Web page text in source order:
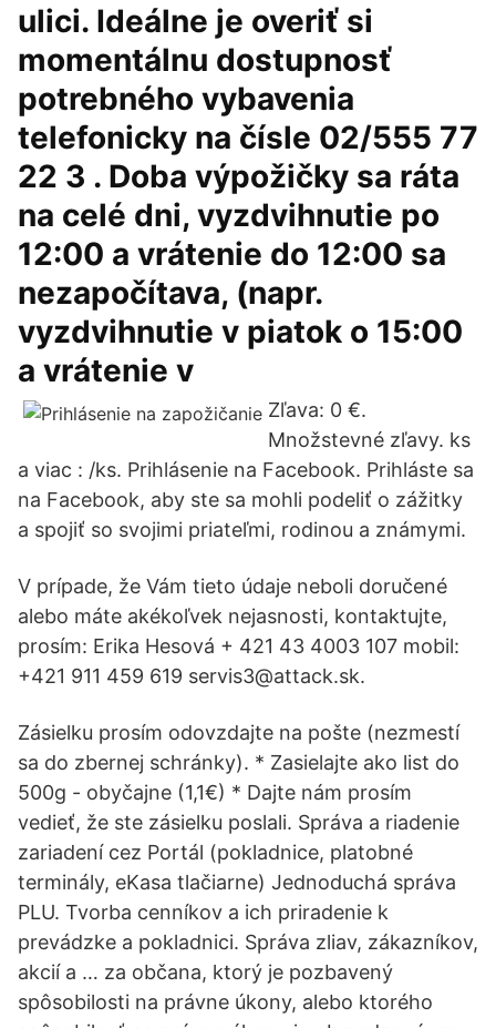
ulici. Ideálne je overiť si
momentálnu dostupnosť
potrebného vybavenia
telefonicky na čísle 02/555 77
22 3 . Doba výpožičky sa ráta
na celé dni, vyzdvihnutie po
12:00 a vrátenie do 12:00 sa
nezapočítava, (napr.
vyzdvihnutie v piatok o 15:00
a vrátenie v
Zľava: 0 €.
Množstevné zľavy. ks
a viac : /ks. Prihlásenie na Facebook. Prihláste sa
na Facebook, aby ste sa mohli podeliť o zážitky
a spojiť so svojimi priateľmi, rodinou a známymi.
V prípade, že Vám tieto údaje neboli doručené
alebo máte akékoľvek nejasnosti, kontaktujte,
prosím: Erika Hesová + 421 43 4003 107 mobil:
+421 911 459 619 servis3@attack.sk.
Zásielku prosím odovzdajte na pošte (nezmestí
sa do zbernej schránky). * Zasielajte ako list do
500g - obyčajne (1,1€) * Dajte nám prosím
vedieť, že ste zásielku poslali. Správa a riadenie
zariadení cez Portál (pokladnice, platobné
terminály, eKasa tlačiarne) Jednoduchá správa
PLU. Tvorba cenníkov a ich priradenie k
prevádzke a pokladnici. Správa zliav, zákazníkov,
akcií a … za občana, ktorý je pozbavený
spôsobilosti na právne úkony, alebo ktorého